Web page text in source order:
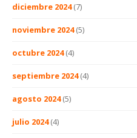
diciembre 2024(7)
noviembre 2024(5)
octubre 2024(4)
septiembre 2024(4)
agosto 2024(5)
julio 2024(4)